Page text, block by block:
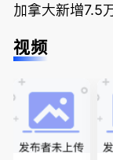
加拿大新增7.5
视频